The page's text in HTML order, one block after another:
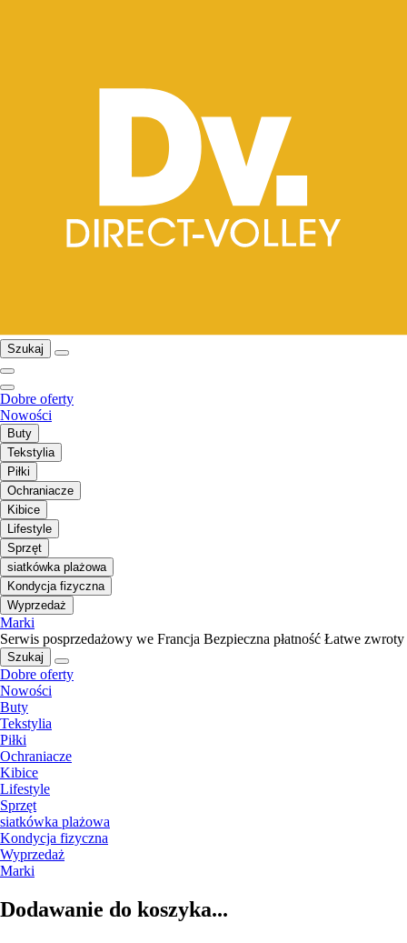
Szukaj
Dobre oferty
Nowości
Buty
Tekstylia
Piłki
Ochraniacze
Kibice
Lifestyle
Sprzęt
siatkówka plażowa
Kondycja fizyczna
Wyprzedaż
Marki
Serwis posprzedażowy we Francja Bezpieczna płatność Łatwe zwroty
Szukaj
Dobre oferty
Nowości
Buty
Tekstylia
Piłki
Ochraniacze
Kibice
Lifestyle
Sprzęt
siatkówka plażowa
Kondycja fizyczna
Wyprzedaż
Marki
Dodawanie do koszyka...